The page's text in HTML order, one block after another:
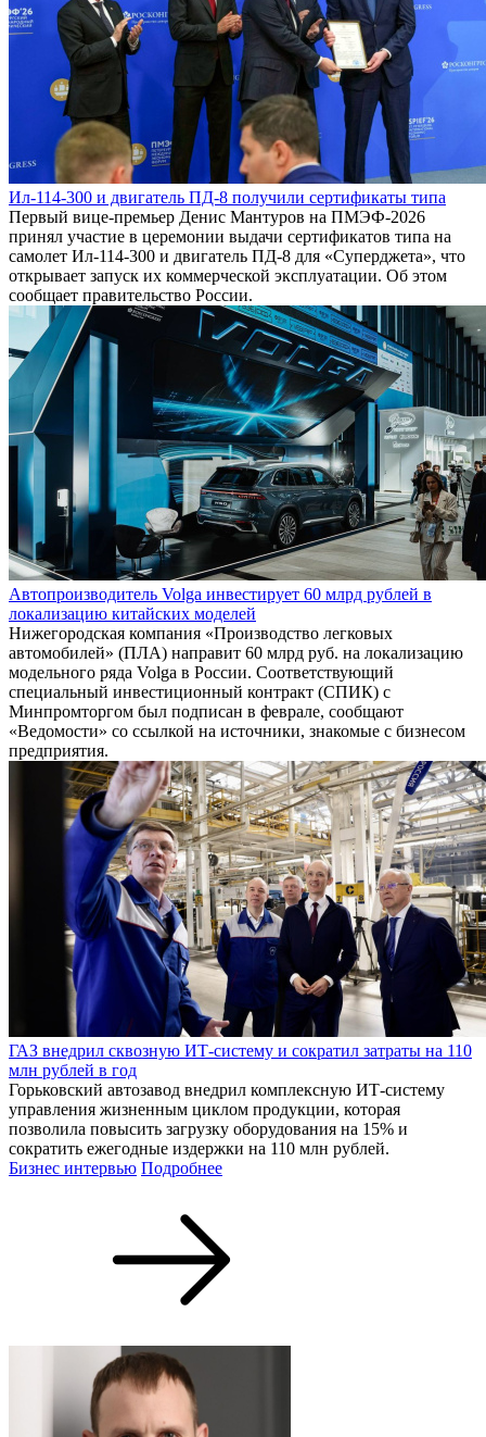
Ил-114-300 и двигатель ПД-8 получили сертификаты типа
Первый вице-премьер Денис Мантуров на ПМЭФ-2026
принял участие в церемонии выдачи сертификатов типа на
самолет Ил-114-300 и двигатель ПД-8 для «Суперджета», что
открывает запуск их коммерческой эксплуатации. Об этом
сообщает правительство России.
Автопроизводитель Volga инвестирует 60 млрд рублей в
локализацию китайских моделей
Нижегородская компания «Производство легковых
автомобилей» (ПЛА) направит 60 млрд руб. на локализацию
модельного ряда Volga в России. Соответствующий
специальный инвестиционный контракт (СПИК) с
Минпромторгом был подписан в феврале, сообщают
«Ведомости» со ссылкой на источники, знакомые с бизнесом
предприятия.
ГАЗ внедрил сквозную ИТ-систему и сократил затраты на 110
млн рублей в год
Горьковский автозавод внедрил комплексную ИТ-систему
управления жизненным циклом продукции, которая
позволила повысить загрузку оборудования на 15% и
сократить ежегодные издержки на 110 млн рублей.
Бизнес интервью Подробнее